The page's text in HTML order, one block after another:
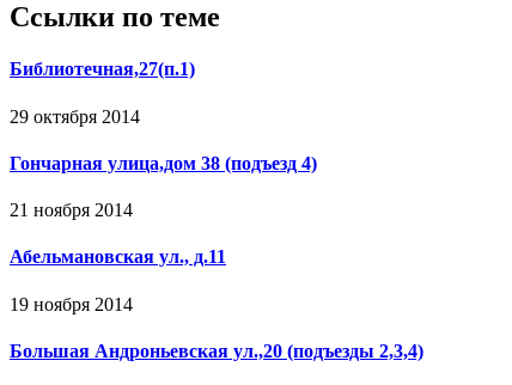
Ссылки по теме
Библиотечная,27(п.1)
29 октября 2014
Гончарная улица,дом 38 (подъезд 4)
21 ноября 2014
Абельмановская ул., д.11
19 ноября 2014
Большая Андроньевская ул.,20 (подъезды 2,3,4)